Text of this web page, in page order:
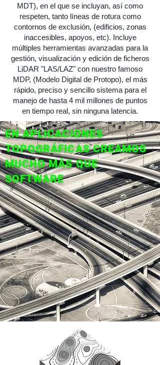
MDT), en el que se incluyan, así como
respeten, tanto líneas de rotura como
contornos de exclusión, (edificios, zonas
inaccesibles, apoyos, etc). Incluye
múltiples herramientas avanzadas para la
gestión, visualización y edición de ficheros
LiDAR "LAS/LAZ" con nuestro famoso
MDP, (Modelo Digital de Protopo), el más
rápido, preciso y sencillo sistema para el
manejo de hasta 4 mil millones de puntos
en tiempo real, sin ninguna latencia.
EN APLICACIONES
TOPOGRÁFICAS CREAMOS
MUCHO MÁS QUE
SOFTWARE